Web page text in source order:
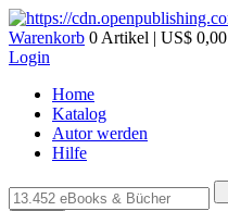
Warenkorb 0 Artikel | US$ 0,00
Login
Home
Katalog
Autor werden
Hilfe